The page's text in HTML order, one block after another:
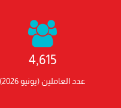
4,615
عدد العاملين (يونيو 2026)